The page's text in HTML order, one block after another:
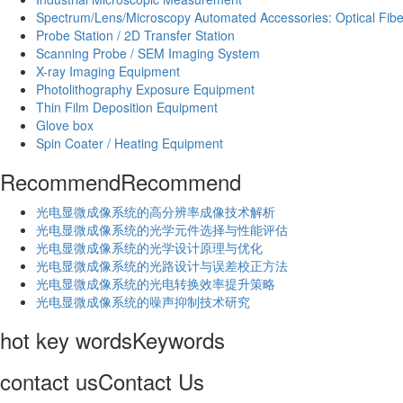
Spectrum/Lens/Microscopy Automated Accessories: Optical
Probe Station / 2D Transfer Station
Scanning Probe / SEM Imaging System
X-ray Imaging Equipment
Photolithography Exposure Equipment
Thin Film Deposition Equipment
Glove box
Spin Coater / Heating Equipment
RecommendRecommend
光电显微成像系统的高分辨率成像技术解析
​光电显微成像系统的光学元件选择与性能评估
光电显微成像系统的光学设计原理与优化
光电显微成像系统的光路设计与误差校正方法
光电显微成像系统的光电转换效率提升策略
光电显微成像系统的噪声抑制技术研究
hot key wordsKeywords
contact usContact Us